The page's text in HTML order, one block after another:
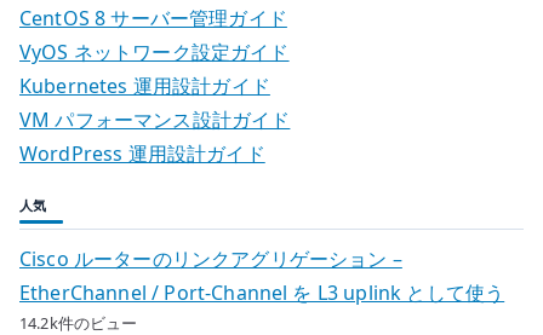
CentOS 8 サーバー管理ガイド
VyOS ネットワーク設定ガイド
Kubernetes 運用設計ガイド
VM パフォーマンス設計ガイド
WordPress 運用設計ガイド
人気
Cisco ルーターのリンクアグリゲーション –
EtherChannel / Port-Channel を L3 uplink として使う
14.2k件のビュー